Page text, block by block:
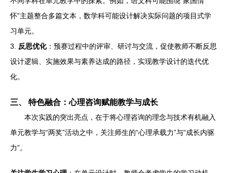
怀”主题整合多篇文本，数学科可能设计解决实际问题的项目式学
习单元。
3.
反思优化：预赛过程中的评审、研讨与交流，促使教师不断反思
设计逻辑、实施效果与素养达成的路径，实现教学设计的迭代优
化。
三、 特色融合：心理咨询赋能教学与成长
本次实践的突出亮点，在于将心理咨询的理念与技术有机融入
单元教学与“两奖”活动之中，关注师生的“心理承载力”与“成长内驱
力”。